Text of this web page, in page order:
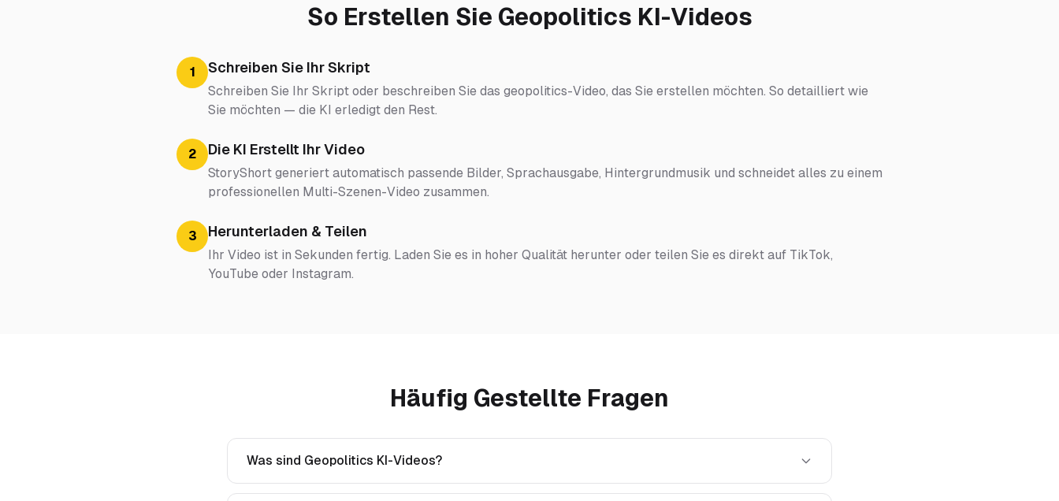
So Erstellen Sie Geopolitics KI-Videos
1 Schreiben Sie Ihr Skript
Schreiben Sie Ihr Skript oder beschreiben Sie das geopolitics-Video, das Sie erstellen möchten. So detailliert wie
Sie möchten — die KI erledigt den Rest.
2 Die KI Erstellt Ihr Video
StoryShort generiert automatisch passende Bilder, Sprachausgabe, Hintergrundmusik und schneidet alles zu einem
professionellen Multi-Szenen-Video zusammen.
3 Herunterladen & Teilen
Ihr Video ist in Sekunden fertig. Laden Sie es in hoher Qualität herunter oder teilen Sie es direkt auf TikTok,
YouTube oder Instagram.
Häufig Gestellte Fragen
Was sind Geopolitics KI-Videos?